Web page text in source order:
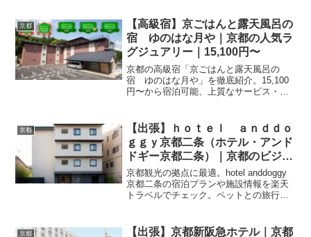
京都
【高級宿】京ごはんと露天風呂の
宿 ゆのはな月や｜京都の人気ラ
グジュアリー｜15,100円〜
京都の高級宿「京ごはんと露天風呂の
宿 ゆのはな月や」を徹底紹介。15,100
円〜から宿泊可能、上質なサービス・客
おすすめ。
京都
【出張】ｈｏｔｅｌ ａｎｄｄｏ
ｇｇｙ京都二条（ホテル・アンド
ドギー京都二条）｜京都のビジネ
スホテル｜5,000円〜〜
京都観光の拠点に最適。hotel anddoggy
京都二条の宿泊プランや施設情報を楽天
トラベルでチェック。ペットとの旅行を
確認ください。
京都
【出張】京都新阪急ホテル｜京都